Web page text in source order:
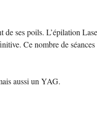
ses poils. L’épilation
Ce nombre de
aussi un YAG.